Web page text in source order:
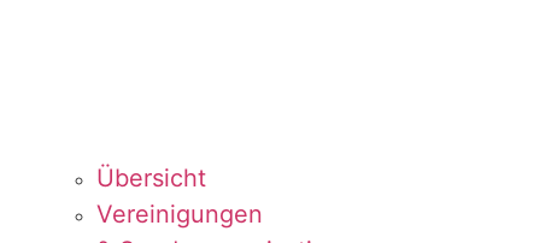
Über­sicht
Ver­ei­ni­gun­gen